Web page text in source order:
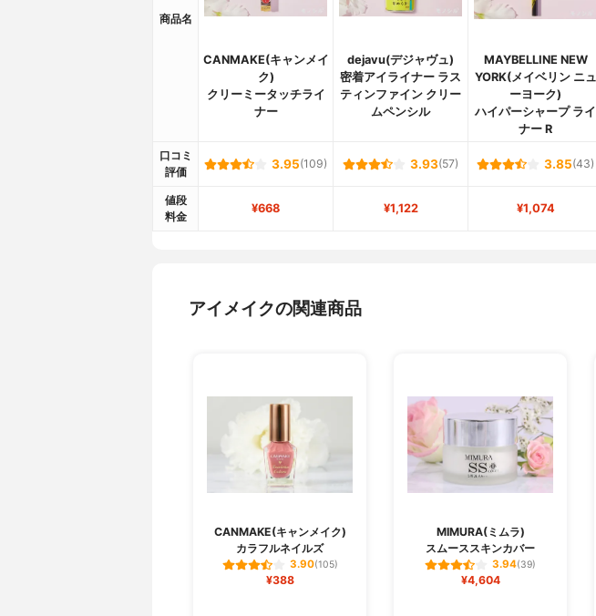
商品名
CANMAKE(キャンメイ
ク)
クリーミータッチライ
ナー
dejavu(デジャヴュ)
密着アイライナー ラス
ティンファイン クリー
ムペンシル
MAYBELLINE NEW
YORK(メイベリン ニュ
ーヨーク)
ハイパーシャープ ライ
ナー R
口コミ
評価
3.95(109) 3.93(57) 3.85(43)
値段
料金
¥668 ¥1,122 ¥1,074
アイメイクの関連商品
CANMAKE(キャンメイク)
カラフルネイルズ
3.90(105)
¥388
MIMURA(ミムラ)
スムーススキンカバー
3.94(39)
¥4,604